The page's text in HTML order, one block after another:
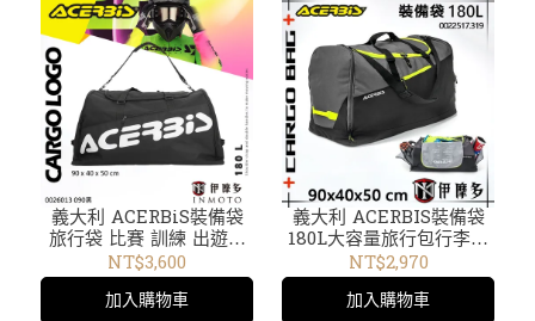
義大利 ACERBiS裝備袋
旅行袋 比賽 訓練 出遊行
李袋CARGO LOGO 180L
0026013黑色
NT$3,600
加入購物車
義大利 ACERBIS裝備袋
180L大容量旅行包行李袋
林道越野旅行露營比賽
cargo bag黑灰 0022517
22517
NT$2,970
加入購物車